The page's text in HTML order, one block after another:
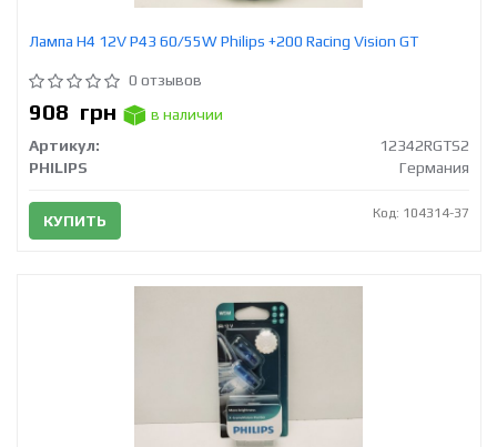
Лампа H4 12V Р43 60/55W Philips +200 Racing Vision GT
0 отзывов
908 грн
в наличии
Артикул:
12342RGTS2
PHILIPS
Германия
КУПИТЬ Код: 104314-37